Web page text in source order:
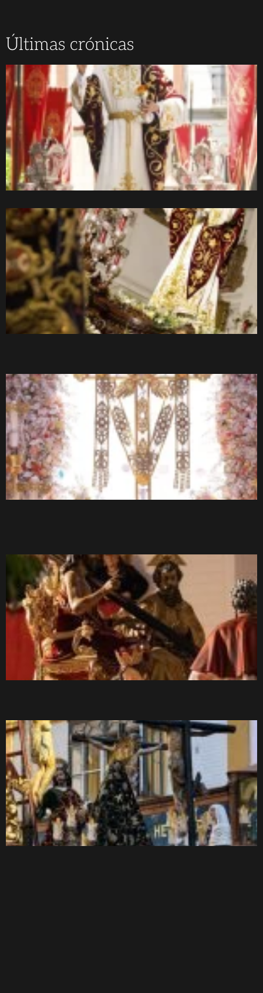
Últimas crónicas